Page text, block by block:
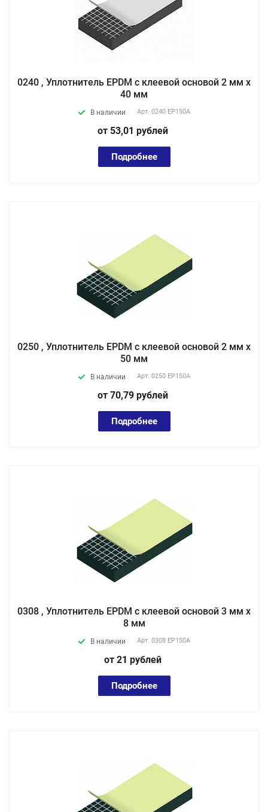
0240 , Уплотнитель EPDM с клеевой основой 2 мм х
40 мм
В наличии Арт. 0240 EP150А
от 53,01 рублей
Подробнее
0250 , Уплотнитель EPDM с клеевой основой 2 мм х
50 мм
В наличии Арт. 0250 EP150А
от 70,79 рублей
Подробнее
0308 , Уплотнитель EPDM с клеевой основой 3 мм х
8 мм
В наличии Арт. 0308 EP150А
от 21 рублей
Подробнее